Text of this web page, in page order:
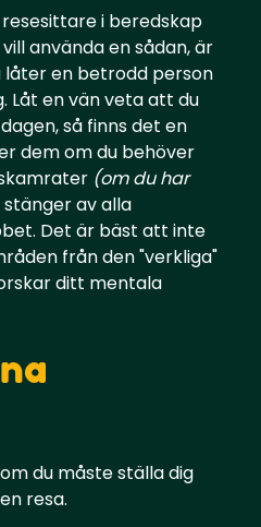
i beredskap
använda en sådan, är
en betrodd person
Låt en vän veta att du
så finns det en
dem om du behöver
(om du har
av alla
Det är bäst att inte
från den "verkliga"
ditt mentala
du måste ställa dig
resa.